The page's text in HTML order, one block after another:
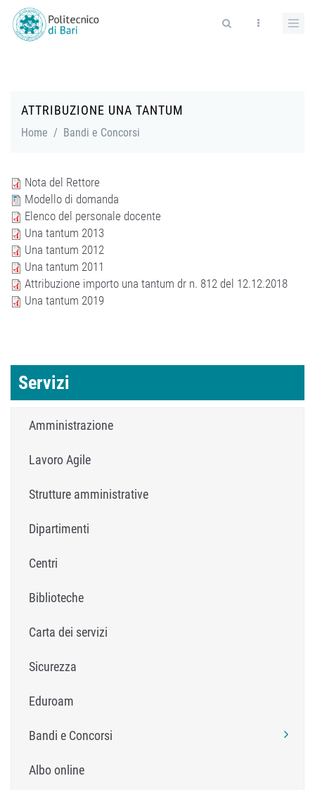
Salta al contenuto principale
ATTRIBUZIONE UNA TANTUM
Home / Bandi e Concorsi
Nota del Rettore
Modello di domanda
Elenco del personale docente
Una tantum 2013
Una tantum 2012
Una tantum 2011
Attribuzione importo una tantum dr n. 812 del 12.12.2018
Una tantum 2019
Servizi
Amministrazione
Lavoro Agile
Strutture amministrative
Dipartimenti
Centri
Biblioteche
Carta dei servizi
Sicurezza
Eduroam
Bandi e Concorsi
Albo online